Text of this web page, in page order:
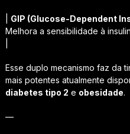
GIP (Glucose-Dependent
Melhora a sensibilidade à
Esse duplo mecanismo faz da
mais potentes atualmente
diabetes tipo 2 e obesidade.
—